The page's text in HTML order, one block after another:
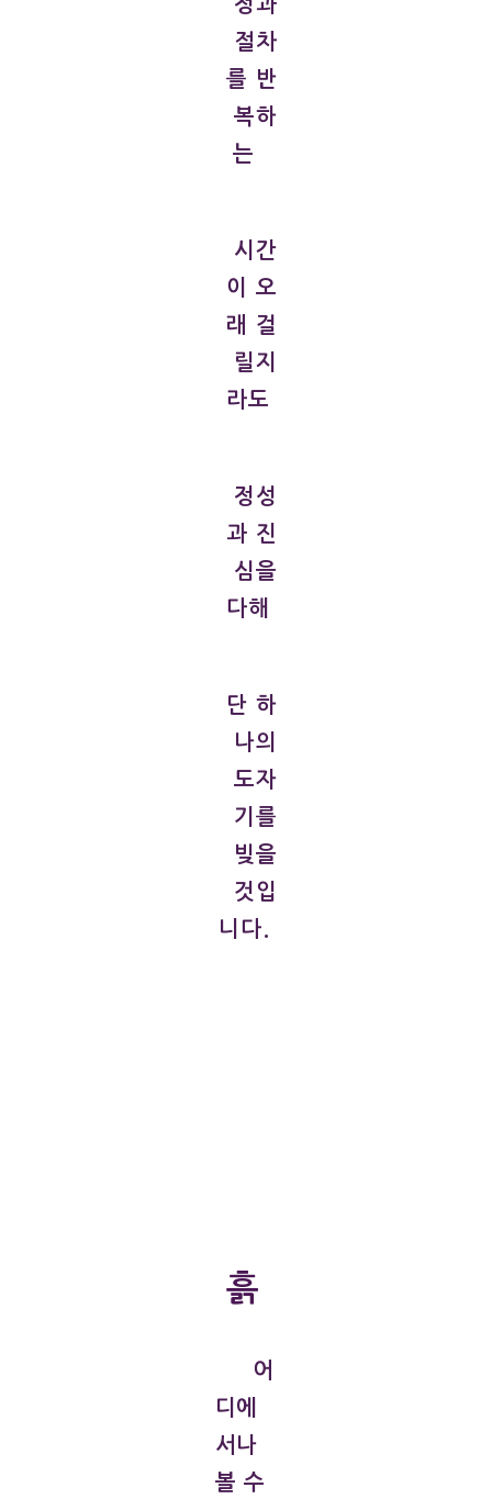
절차
를 반
복하
는
시간
이 오
래 걸
릴지
라도
정성
과 진
심을
다해
단 하
나의
도자
기를
빚을
것입
니다.
흙
어
디에
서나
볼 수